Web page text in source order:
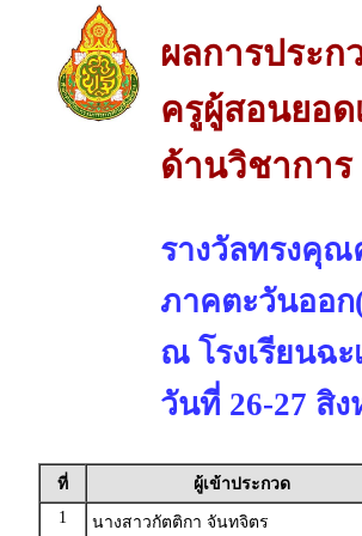
ผลการประก
ครูผู้สอนยอด
ด้านวิชาการ
รางวัลทรงคุณ
ภาคตะวันออก
ณ โรงเรียนฉ
วันที่ 26-27 สิ
ที่
ผู้เข้าประกวด
1
นางสาวกัตติกา จันทจิตร